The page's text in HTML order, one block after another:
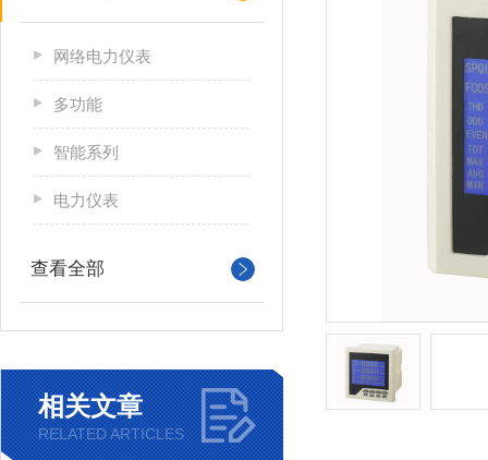
网络电力仪表
多功能
智能系列
电力仪表
查看全部
相关文章
RELATED ARTICLES